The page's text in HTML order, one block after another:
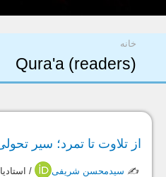
شما اینجا هستید
خانه
Qura'a (readers)
از تلاوت تا تمرد؛ سیر
✍️ سیدمحسن شریفی /